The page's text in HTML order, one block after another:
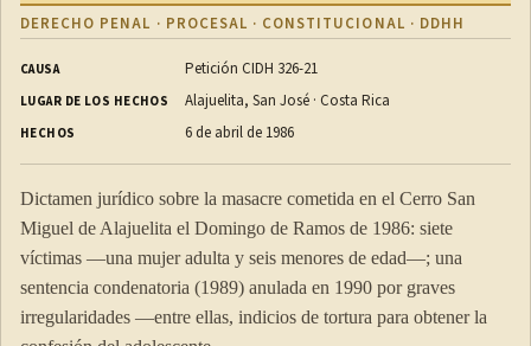
potestad, el tutor, el curador, el representante legal o, en
ausencia de estos, el familiar más cercano del enfermo.
En el caso de procesos de adopción, se requerirá que la
persona que solicite el beneficio en nombre de una
persona menor de edad la haya recibido con el propósito
adoptante deberá presentar una certificación de la
resolución o sentencia en firme que permita la entrega e
inicio de la convivencia efectiva de la persona menor de
edad con fines de adopción o adopción definitiva.
DERECHO PENAL · PROCESAL · CONSTITUCIONAL · DDHH
CAUSA Petición CIDH 326-21
LUGAR DE LOS HECHOS Alajuelita, San José · Costa Rica
HECHOS 6 de abril de 1986
Dictamen jurídico sobre la masacre cometida en el Cerro San
Miguel de Alajuelita el Domingo de Ramos de 1986: siete
víctimas —una mujer adulta y seis menores de edad—; una
sentencia condenatoria (1989) anulada en 1990 por graves
irregularidades —entre ellas, indicios de tortura para obtener la